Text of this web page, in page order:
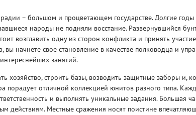
– большом и процветающем государстве. Долгие годы
народы не подняли восстание. Развернувшийся
возглавить одну из сторон конфликта и принять
вы начнете свое становление в качестве полководца и
занятий.
хозяйство, строить базы, возводить защитные заборы и,
порадует отличной коллекцией юнитов разного типа.
и выполнять уникальные задания. Большая
действиям. Местные сражения носят поистине
3/ 5.0